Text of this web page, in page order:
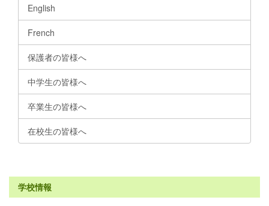
English
French
保護者の皆様へ
中学生の皆様へ
卒業生の皆様へ
在校生の皆様へ
学校情報